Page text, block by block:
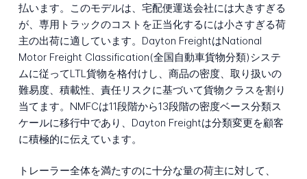
払います。このモデルは、宅配便運送会社には大きすぎる
が、専用トラックのコストを正当化するには小さすぎる荷
主の出荷に適しています。Dayton FreightはNational
Motor Freight Classification(全国自動車貨物分類)システ
ムに従ってLTL貨物を格付けし、商品の密度、取り扱いの
難易度、積載性、責任リスクに基づいて貨物クラスを割り
当てます。NMFCは11段階から13段階の密度ベース分類ス
ケールに移行中であり、Dayton Freightは分類変更を顧客
に積極的に伝えています。
トレーラー全体を満たすのに十分な量の荷主に対して、